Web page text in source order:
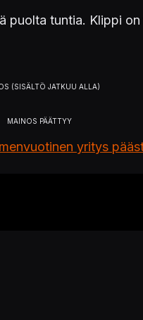
puolta tuntia. Klippi
yritys